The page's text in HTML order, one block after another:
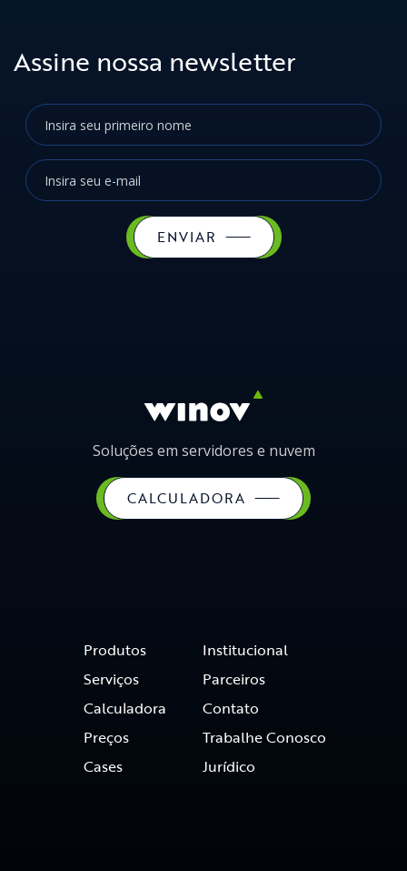
Assine nossa newsletter
ENVIAR
Soluções em servidores e nuvem
CALCULADORA
Produtos
Serviços
Calculadora
Preços
Cases
Institucional
Parceiros
Contato
Trabalhe Conosco
Jurídico